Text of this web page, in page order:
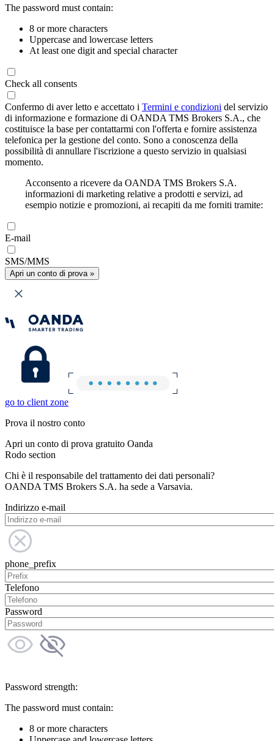
The password must contain:
8 or more characters
Uppercase and lowercase letters
At least one digit and special character
Check all consents
Confermo di aver letto e accettato i Termini e condizioni del servizio
di informazione e formazione di OANDA TMS Brokers S.A., che
costituisce la base per contattarmi con l'offerta e fornire assistenza
telefonica per la gestione del conto. Sono a conoscenza della
possibilità di annullare l'iscrizione a questo servizio in qualsiasi
momento.
Acconsento a ricevere da OANDA TMS Brokers S.A.
informazioni di marketing relative a prodotti e servizi, ad
esempio notizie e promozioni, ai recapiti da me forniti tramite:
E-mail
SMS/MMS
Apri un conto di prova »
go to client zone
Prova il nostro conto
Apri un conto di prova gratuito Oanda
Rodo section
Chi è il responsabile del trattamento dei dati personali?
OANDA TMS Brokers S.A. ha sede a Varsavia.
Indirizzo e-mail
phone_prefix
Telefono
Password
Password strength:
The password must contain:
8 or more characters